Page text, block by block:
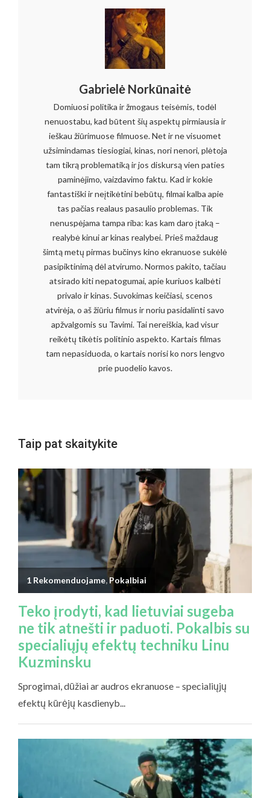
Gabrielė Norkūnaitė
Domiuosi politika ir žmogaus teisėmis, todėl
nenuostabu, kad būtent šių aspektų pirmiausia ir
ieškau žiūrimuose filmuose. Net ir ne visuomet
užsimindamas tiesiogiai, kinas, nori nenori, plėtoja
tam tikrą problematiką ir jos diskursą vien paties
paminėjimo, vaizdavimo faktu. Kad ir kokie
fantastiški ir neįtikėtini bebūtų, filmai kalba apie
tas pačias realaus pasaulio problemas. Tik
nenuspėjama tampa riba: kas kam daro įtaką –
realybė kinui ar kinas realybei. Prieš maždaug
šimtą metų pirmas bučinys kino ekranuose sukėlė
pasipiktinimą dėl atvirumo. Normos pakito, tačiau
atsirado kiti nepatogumai, apie kuriuos kalbėti
privalo ir kinas. Suvokimas keičiasi, scenos
atvirėja, o aš žiūriu filmus ir noriu pasidalinti savo
apžvalgomis su Tavimi. Tai nereiškia, kad visur
reikėtų tikėtis politinio aspekto. Kartais filmas
tam nepasiduoda, o kartais norisi ko nors lengvo
prie puodelio kavos.
Taip pat skaitykite